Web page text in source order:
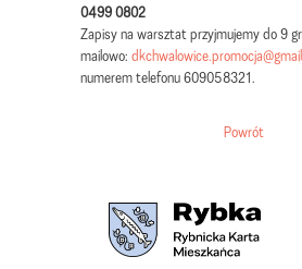
0499 0802
Zapisy na warsztat przyjmujemy do 9
mailowo:
numerem telefonu 609058321.
Powrót